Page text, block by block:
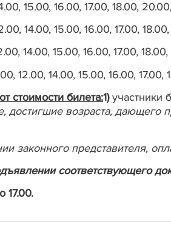
15.00, 16.00, 17.00, 18.00,
14.00, 15.00, 16.00, 17.00,
14.00, 15.00, 16.00, 17.00,
12.00, 14.00, 15.00, 16.00,
стоимости билета:1)участники
достигшие возраста, дающего
законного представителя,
соответствующего
17.00.